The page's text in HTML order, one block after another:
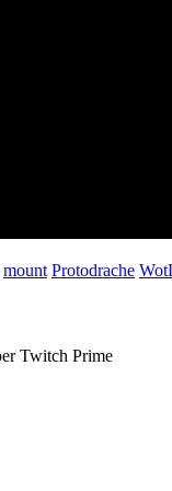
mount Protodrache